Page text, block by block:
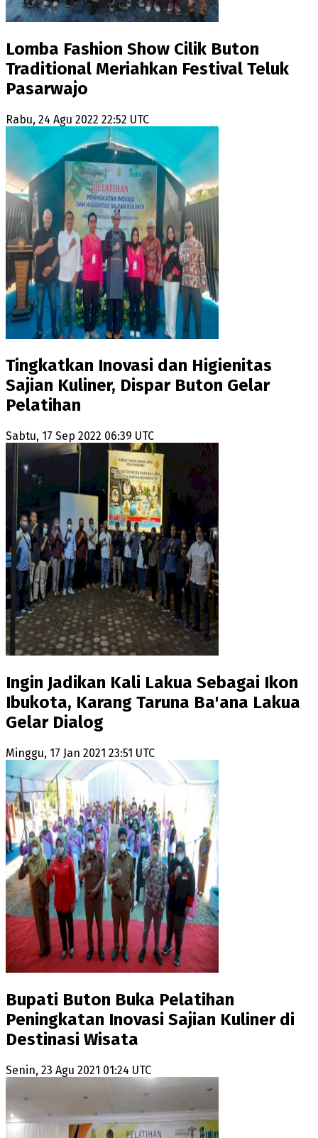
Lomba Fashion Show Cilik Buton
Traditional Meriahkan Festival Teluk
Pasarwajo
Rabu, 24 Agu 2022 22:52 UTC
Tingkatkan Inovasi dan Higienitas
Sajian Kuliner, Dispar Buton Gelar
Pelatihan
Sabtu, 17 Sep 2022 06:39 UTC
Ingin Jadikan Kali Lakua Sebagai Ikon
Ibukota, Karang Taruna Ba'ana Lakua
Gelar Dialog
Minggu, 17 Jan 2021 23:51 UTC
Bupati Buton Buka Pelatihan
Peningkatan Inovasi Sajian Kuliner di
Destinasi Wisata
Senin, 23 Agu 2021 01:24 UTC